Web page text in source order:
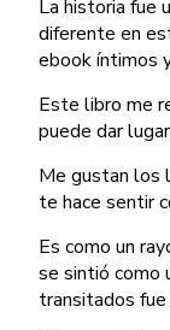
La historia fue
diferente en
ebook íntimos
Este libro me
puede dar
Me gustan los
te hace sentir
Es como un
se sintió como
transitados fue